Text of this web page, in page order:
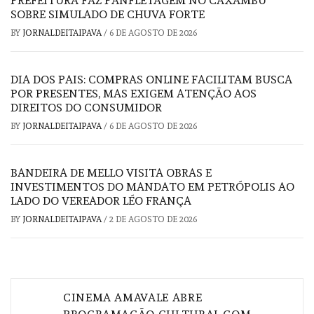
SOBRE SIMULADO DE CHUVA FORTE
BY JORNALDEITAIPAVA/ 6 DE AGOSTO DE 2026
DIA DOS PAIS: COMPRAS ONLINE FACILITAM BUSCA
POR PRESENTES, MAS EXIGEM ATENÇÃO AOS
DIREITOS DO CONSUMIDOR
BY JORNALDEITAIPAVA/ 6 DE AGOSTO DE 2026
BANDEIRA DE MELLO VISITA OBRAS E
INVESTIMENTOS DO MANDATO EM PETRÓPOLIS AO
LADO DO VEREADOR LÉO FRANÇA
BY JORNALDEITAIPAVA/ 2 DE AGOSTO DE 2026
Navegação
CINEMA AMAVALE ABRE